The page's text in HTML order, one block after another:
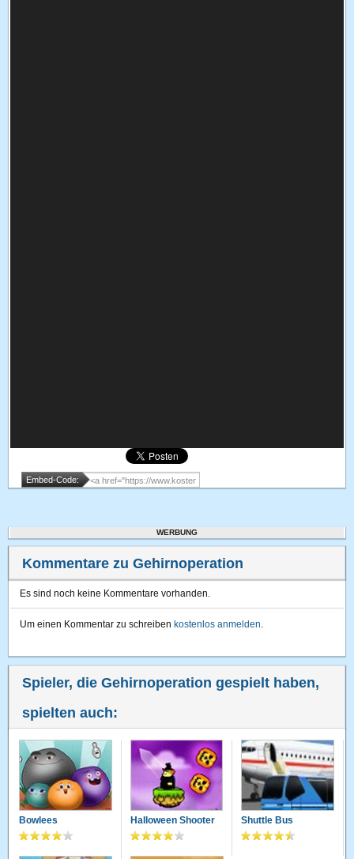
Embed-Code:
WERBUNG
Kommentare zu Gehirnoperation
Es sind noch keine Kommentare vorhanden.
Um einen Kommentar zu schreiben kostenlos anmelden.
Spieler, die Gehirnoperation gespielt haben,
spielten auch:
Bowlees Halloween Shooter Shuttle Bus